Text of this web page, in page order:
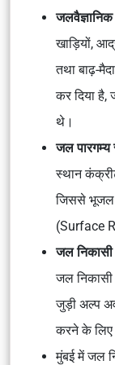
जलवैज्ञानिक
खाड़ियों,
तथा बाढ़-
कर दिया है,
थे।
जल पारगम्य
स्थान
जिससे भूजल
(Surface
जल निकासी
जल निकासी
जुड़ी अल्प
करने के लिए
मुंबई में जल